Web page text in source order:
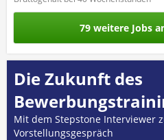
79 weitere Jobs
Die Zukunft des
Mit dem Stepstone Interviewer
Vorstellungsgespräch